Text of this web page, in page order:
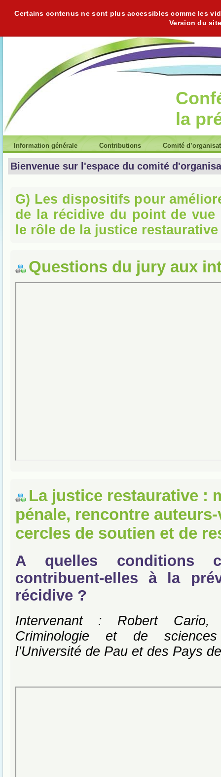
Certains contenus ne sont plus accessibles comme les
Version du
la
Information générale Contributions Comité
Bienvenue sur l'espace du comité
G) Les dispositifs pour
de la récidive du point de vue
le rôle de la justice restaurative
Questions du jury aux
La justice restaurative :
pénale, rencontre
cercles de soutien et de
A quelles conditions
contribuent-elles à la
récidive ?
Intervenant : Robert Cario,
Criminologie et de
l’Université de Pau et des Pays